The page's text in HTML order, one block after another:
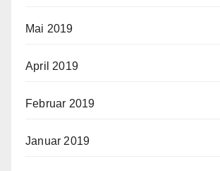
Mai 2019
April 2019
Februar 2019
Januar 2019